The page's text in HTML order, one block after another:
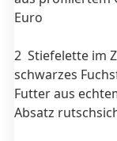
Euro
2 Stiefelette im
schwarzes
Futter aus
Absatz